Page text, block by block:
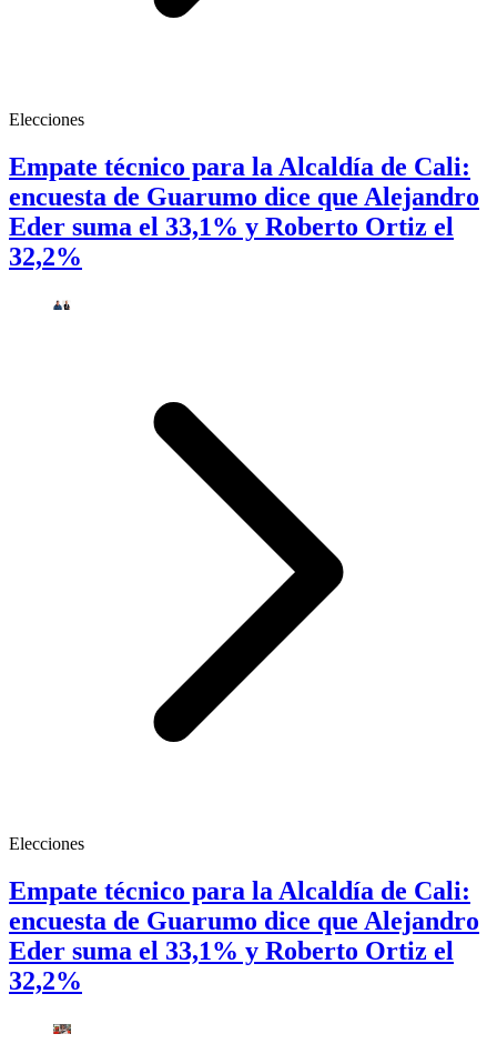
Elecciones
Empate técnico para la Alcaldía de Cali:
encuesta de Guarumo dice que Alejandro
Eder suma el 33,1% y Roberto Ortiz el
32,2%
Elecciones
Empate técnico para la Alcaldía de Cali:
encuesta de Guarumo dice que Alejandro
Eder suma el 33,1% y Roberto Ortiz el
32,2%